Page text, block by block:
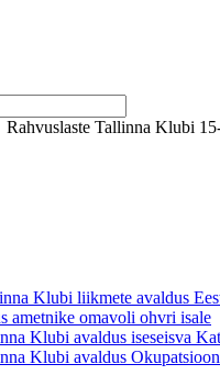
Rahvuslaste Tallinna Klubi
Klubi liikmete avaldus
ametnike omavoli ohvri isale
Klubi avaldus iseseisva
Klubi avaldus